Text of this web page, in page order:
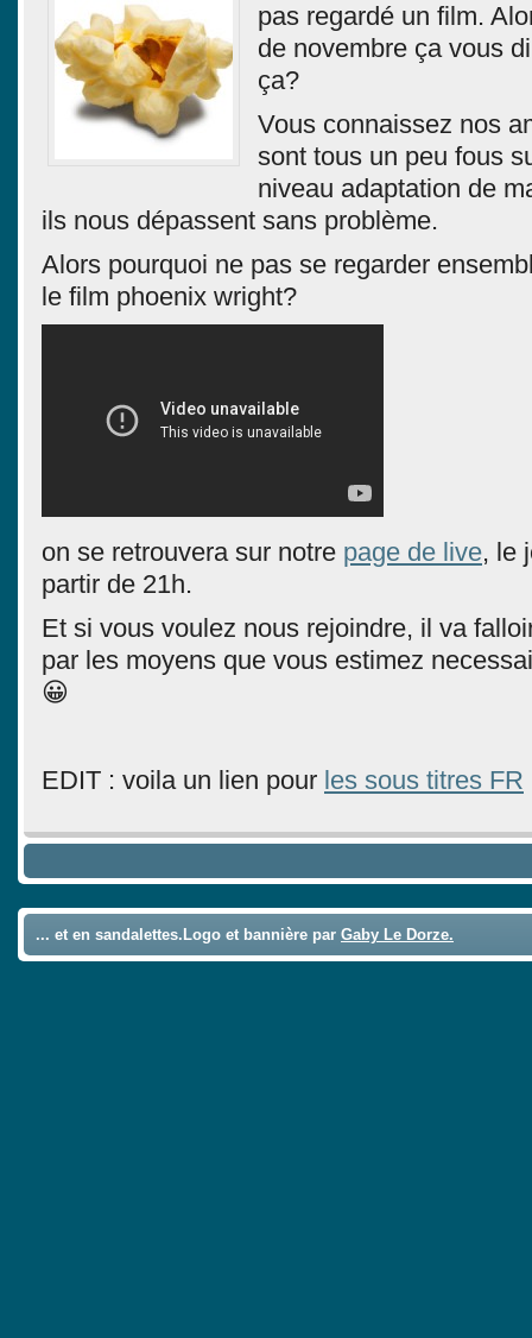
pas regardé un film.
de novembre ça vous
ça?
Vous connaissez nos
sont tous un peu fous
niveau adaptation de
ils nous dépassent sans problème.
Alors pourquoi ne pas se regarder
le film phoenix wright?
on se retrouvera sur notre page de live, le
partir de 21h.
Et si vous voulez nous rejoindre, il va
par les moyens que vous estimez
😀
EDIT : voila un lien pour les sous titres FR
... et en sandalettes.Logo et bannière par Gaby Le Dorze.